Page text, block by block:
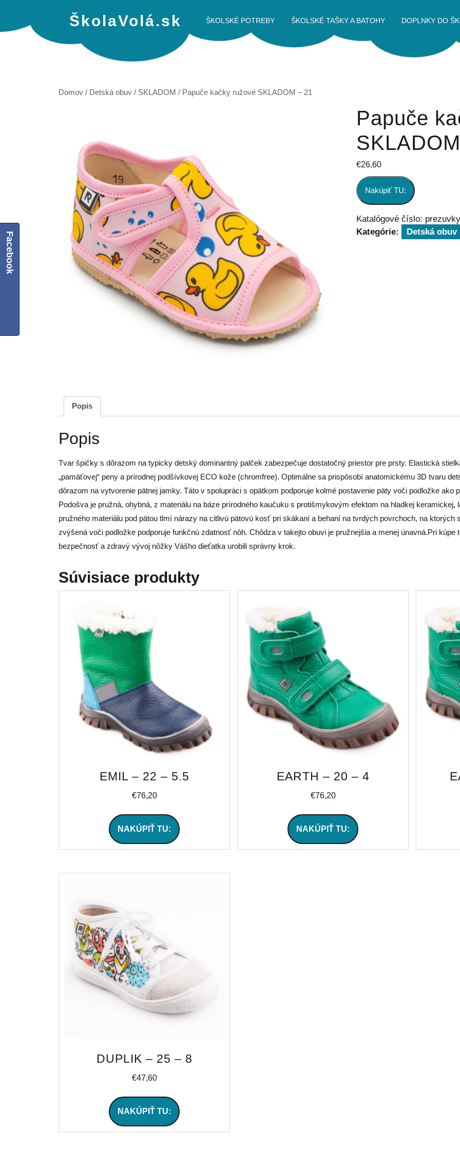
ŠkolaVolá.sk ŠKOLSKÉ POTREBY ŠKOLSKÉ TAŠKY A BATOHY DOPLNKY DO
Domov / Detská obuv / SKLADOM / Papuče kačky ružové SKLADOM – 21
Papuče
€26,60
Nakúpiť TU:
Katalógové číslo:
Kategórie:
Detská obuv
Popis
Popis
Tvar špičky s dôrazom na typicky detský dominantný palček zabezpečuje dostatočný priestor pre prsty. Elastická
„pamäťovej“ peny a prírodnej podšívkovej ECO kože (chromfree). Optimálne sa prispôsobí anatomickému 3D tvaru
dôrazom na vytvorenie pätnej jamky. Táto v spolupráci s opätkom podporuje kolmé postavenie päty voči podložke ako
Podošva je pružná, ohybná, z materiálu na báze prírodného kaučuku s protišmykovým efektom na hladkej keramickej,
pružného materiálu pod pätou tlmí nárazy na citlivú pätovú kosť pri skákaní a behaní na tvrdých povrchoch, na ktorých
zvýšená voči podložke podporuje funkčnú zdatnosť nôh. Chôdza v takejto obuvi je pružnejšia a menej únavná.Pri
bezpečnosť a zdravý vývoj nôžky Vášho dieťatka urobili správny krok.
Súvisiace produkty
EMIL – 22 – 5.5
€76,20
NAKÚPIŤ TU:
EARTH – 20 – 4
€76,20
NAKÚPIŤ TU:
DUPLIK – 25 – 8
€47,60
NAKÚPIŤ TU:
Facebook